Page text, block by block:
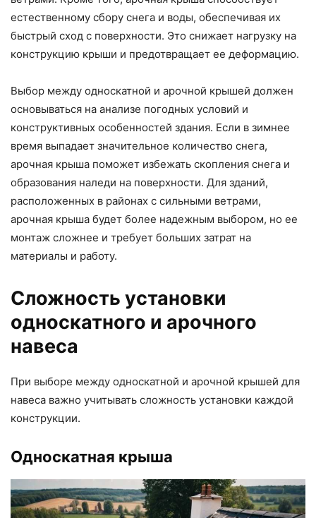
естественному сбору снега и воды, обеспечивая их
быстрый сход с поверхности. Это снижает нагрузку на
конструкцию крыши и предотвращает ее деформацию.
Выбор между односкатной и арочной крышей должен
основываться на анализе погодных условий и
конструктивных особенностей здания. Если в зимнее
время выпадает значительное количество снега,
арочная крыша поможет избежать скопления снега и
образования наледи на поверхности. Для зданий,
расположенных в районах с сильными ветрами,
арочная крыша будет более надежным выбором, но ее
монтаж сложнее и требует больших затрат на
материалы и работу.
Сложность установки
односкатного и арочного
навеса
При выборе между односкатной и арочной крышей для
навеса важно учитывать сложность установки каждой
конструкции.
Односкатная крыша